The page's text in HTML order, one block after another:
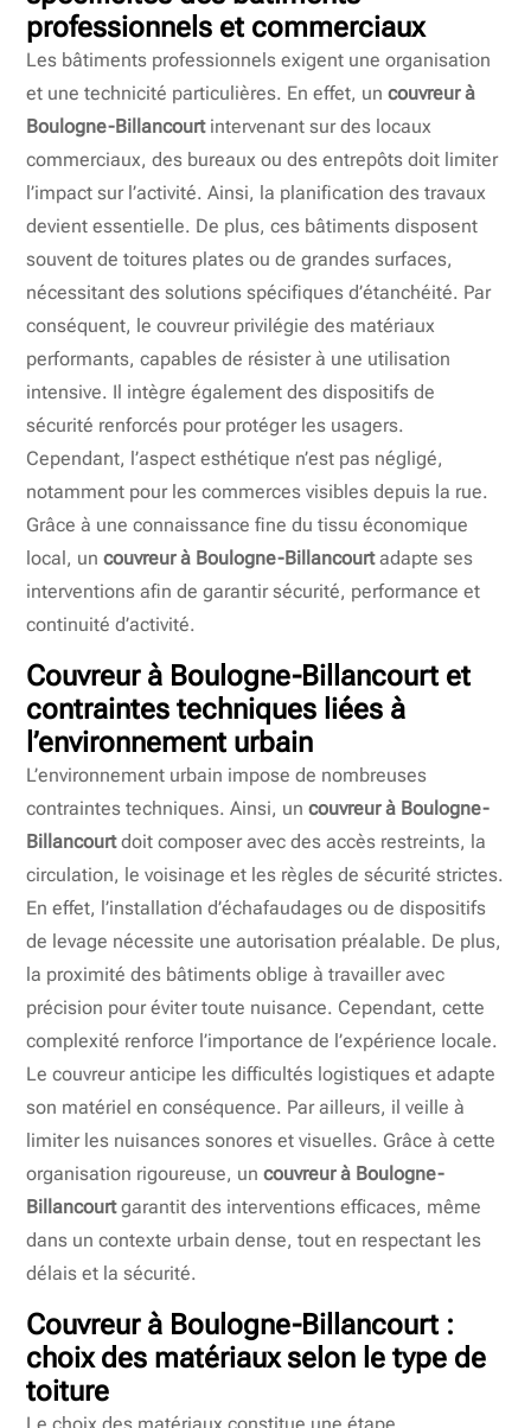
professionnels et commerciaux
Les bâtiments professionnels exigent une organisation
et une technicité particulières. En effet, uncouvreur à
Boulogne-Billancourtintervenant sur des locaux
commerciaux, des bureaux ou des entrepôts doit limiter
l’impact sur l’activité. Ainsi, la planification des travaux
devient essentielle. De plus, ces bâtiments disposent
souvent de toitures plates ou de grandes surfaces,
nécessitant des solutions spécifiques d’étanchéité. Par
conséquent, le couvreur privilégie des matériaux
performants, capables de résister à une utilisation
intensive. Il intègre également des dispositifs de
sécurité renforcés pour protéger les usagers.
Cependant, l’aspect esthétique n’est pas négligé,
notamment pour les commerces visibles depuis la rue.
Grâce à une connaissance fine du tissu économique
local, uncouvreur à Boulogne-Billancourtadapte ses
interventions afin de garantir sécurité, performance et
continuité d’activité.
Couvreur à Boulogne-Billancourt et
contraintes techniques liées à
l’environnement urbain
L’environnement urbain impose de nombreuses
contraintes techniques. Ainsi, uncouvreur à Boulogne-
Billancourtdoit composer avec des accès restreints, la
circulation, le voisinage et les règles de sécurité strictes.
En effet, l’installation d’échafaudages ou de dispositifs
de levage nécessite une autorisation préalable. De plus,
la proximité des bâtiments oblige à travailler avec
précision pour éviter toute nuisance. Cependant, cette
complexité renforce l’importance de l’expérience locale.
Le couvreur anticipe les difficultés logistiques et adapte
son matériel en conséquence. Par ailleurs, il veille à
limiter les nuisances sonores et visuelles. Grâce à cette
organisation rigoureuse, uncouvreur à Boulogne-
Billancourtgarantit des interventions efficaces, même
dans un contexte urbain dense, tout en respectant les
délais et la sécurité.
Couvreur à Boulogne-Billancourt :
choix des matériaux selon le type de
toiture